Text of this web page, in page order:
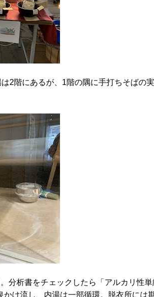
2階にあるが、1階の隅に手打ちそばの
分析書をチェックしたら「アルカリ性
け流し、内湯は一部循環。脱衣所には